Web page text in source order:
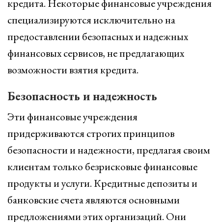
кредита. Некоторые финансовые учреждения
специализируются исключительно на
предоставлении безопасных и надежных
финансовых сервисов, не предлагающих
возможности взятия кредита.
Безопасность и надежность
Эти финансовые учреждения
придерживаются строгих принципов
безопасности и надежности, предлагая своим
клиентам только безрисковые финансовые
продукты и услуги. Кредитные депозиты и
банковские счета являются основными
предложениями этих организаций. Они